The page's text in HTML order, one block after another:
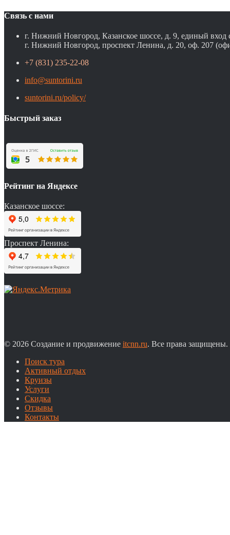
Связь с нами
г. Нижний Новгород, Казанское шоссе, д. 9, единый вход
г. Нижний Новгород, проспект Ленина, д. 20, оф. 207
+7 (831) 235-22-08
info@suntorini.ru
suntorini.ru/policy/
Быстрый заказ
Рейтинг на Яндексе
Казанское шоссе:
Проспект Ленина:
© 2026 Создание и продвижение itcnn.ru. Все права защищены.
Поиск тура
Активный отдых
Круизы
Услуги
Скидка
Отзывы
Контакты